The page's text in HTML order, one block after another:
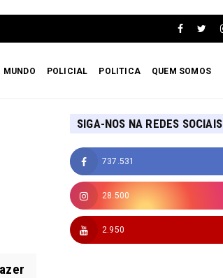
MUNDO POLICIAL POLITICA QUEM SOMOS
SIGA-NOS NA REDES SOCIAIS
737.531
28.500
2.950